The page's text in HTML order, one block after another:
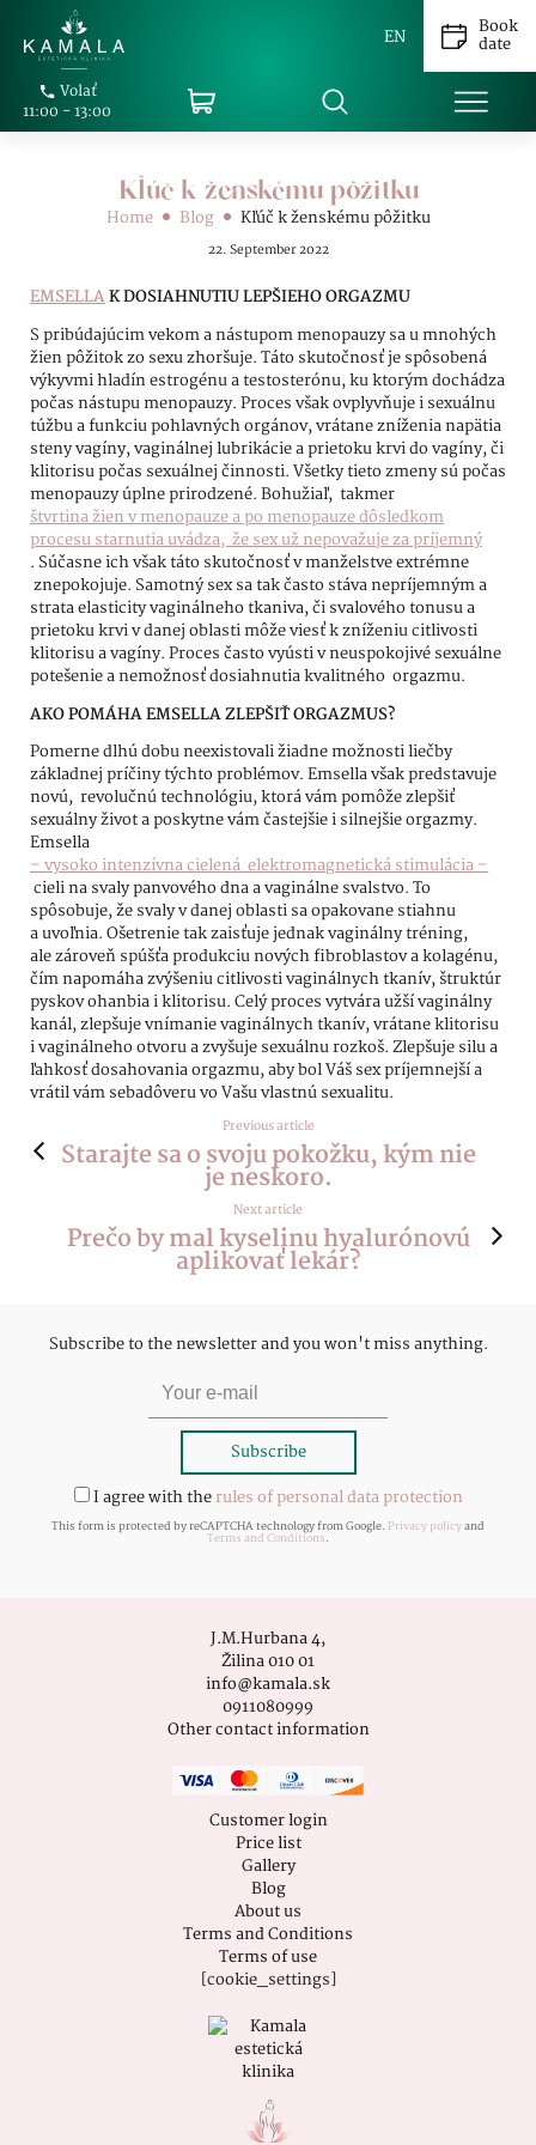
EN
Volať
11:00 - 13:00
Book
date
Kľúč k ženskému pôžitku
Home Blog Kľúč k ženskému pôžitku
22. September 2022
EMSELLAK DOSIAHNUTIU LEPŠIEHO ORGAZMU
S pribúdajúcim vekom a nástupom menopauzy sa u mnohých
žien pôžitok zo sexu zhoršuje. Táto skutočnosť je spôsobená
výkyvmi hladín estrogénu a testosterónu, ku ktorým dochádza
počas nástupu menopauzy. Proces však ovplyvňuje i sexuálnu
túžbu a funkciu pohlavných orgánov, vrátane zníženia napätia
steny vagíny, vaginálnej lubrikácie a prietoku krvi do vagíny, či
klitorisu počas sexuálnej činnosti. Všetky tieto zmeny sú počas
menopauzy úplne prirodzené. Bohužiaľ, takmer
štvrtina žien v menopauze a po menopauze dôsledkom
procesu starnutia uvádza, že sex už nepovažuje za príjemný
. Súčasne ich však táto skutočnosť v manželstve extrémne
znepokojuje. Samotný sex sa tak často stáva nepríjemným a
strata elasticity vaginálneho tkaniva, či svalového tonusu a
prietoku krvi v danej oblasti môže viesť k zníženiu citlivosti
klitorisu a vagíny. Proces často vyústi v neuspokojivé sexuálne
potešenie a nemožnosť dosiahnutia kvalitného orgazmu.
AKO POMÁHA EMSELLA ZLEPŠIŤ ORGAZMUS?
Pomerne dlhú dobu neexistovali žiadne možnosti liečby
základnej príčiny týchto problémov. Emsella však predstavuje
novú, revolučnú technológiu, ktorá vám pomôže zlepšiť
sexuálny život a poskytne vám častejšie i silnejšie orgazmy.
Emsella
– vysoko intenzívna cielená elektromagnetická stimulácia –
cieli na svaly panvového dna a vaginálne svalstvo. To
spôsobuje, že svaly v danej oblasti sa opakovane stiahnu
a uvoľnia. Ošetrenie tak zaisťuje jednak vaginálny tréning,
ale zároveň spúšťa produkciu nových fibroblastov a kolagénu,
čím napomáha zvýšeniu citlivosti vaginálnych tkanív, štruktúr
pyskov ohanbia i klitorisu. Celý proces vytvára užší vaginálny
kanál, zlepšuje vnímanie vaginálnych tkanív, vrátane klitorisu
i vaginálneho otvoru a zvyšuje sexuálnu rozkoš. Zlepšuje silu a
ľahkosť dosahovania orgazmu, aby bol Váš sex príjemnejší a
vrátil vám sebadôveru vo Vašu vlastnú sexualitu.
Previous article
Starajte sa o svoju pokožku, kým nie
je neskoro.
Next article
Prečo by mal kyselinu hyalurónovú
aplikovať lekár?
Subscribe to the newsletter and you won't miss anything.
I agree with therules of personal data protection
This form is protected by reCAPTCHA technology from Google. Privacy policyand
Terms and Conditions.
Customer login
Price list
Gallery
Blog
About us
Terms and Conditions
Terms of use
[cookie_settings]
J.M.Hurbana 4,
Žilina 010 01
info@kamala.sk
0911080999
Other contact information